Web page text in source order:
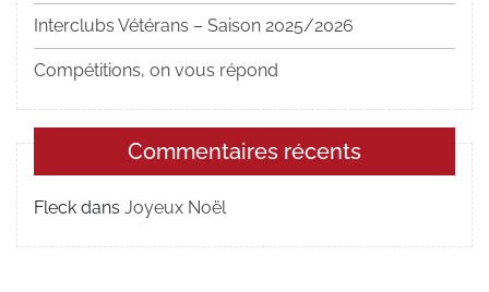
Interclubs Vétérans – Saison 2025/2026
Compétitions, on vous répond
Commentaires récents
Fleck dans Joyeux Noël